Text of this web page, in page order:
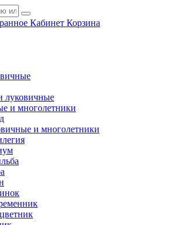
Кабинет Корзина
луковичные
и многолетники
и многолетники